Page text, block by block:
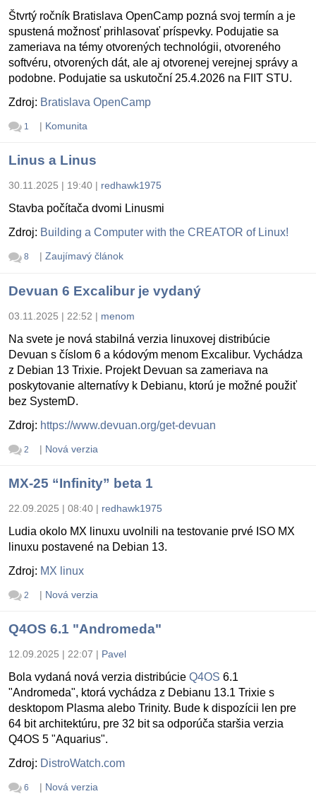
Štvrtý ročník Bratislava OpenCamp pozná svoj termín a je
spustená možnosť prihlasovať príspevky. Podujatie sa
zameriava na témy otvorených technológii, otvoreného
softvéru, otvorených dát, ale aj otvorenej verejnej správy a
podobne. Podujatie sa uskutoční 25.4.2026 na FIIT STU.
Zdroj: Bratislava OpenCamp
1 | Komunita
Linus a Linus
30.11.2025 | 19:40 | redhawk1975
Stavba počítača dvomi Linusmi
Zdroj: Building a Computer with the CREATOR of Linux!
8 | Zaujímavý článok
Devuan 6 Excalibur je vydaný
03.11.2025 | 22:52 | menom
Na svete je nová stabilná verzia linuxovej distribúcie
Devuan s číslom 6 a kódovým menom Excalibur. Vychádza
z Debian 13 Trixie. Projekt Devuan sa zameriava na
poskytovanie alternatívy k Debianu, ktorú je možné použiť
bez SystemD.
Zdroj: https://www.devuan.org/get-devuan
2 | Nová verzia
MX-25 “Infinity” beta 1
22.09.2025 | 08:40 | redhawk1975
Ludia okolo MX linuxu uvolnili na testovanie prvé ISO MX
linuxu postavené na Debian 13.
Zdroj: MX linux
2 | Nová verzia
Q4OS 6.1 "Andromeda"
12.09.2025 | 22:07 | Pavel
Bola vydaná nová verzia distribúcie Q4OS 6.1
"Andromeda", ktorá vychádza z Debianu 13.1 Trixie s
desktopom Plasma alebo Trinity. Bude k dispozícii len pre
64 bit architektúru, pre 32 bit sa odporúča staršia verzia
Q4OS 5 "Aquarius".
Zdroj: DistroWatch.com
6 | Nová verzia